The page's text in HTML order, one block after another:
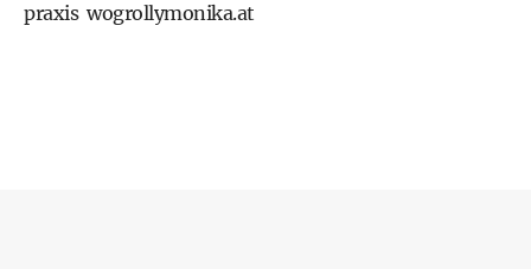
praxis wogrollymonika.at